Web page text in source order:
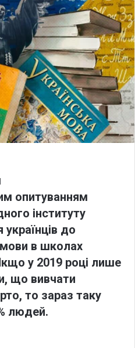
опитуванням
інституту
українців до
мови в школах
у 2019 році лише
що вивчати
то зараз таку
людей.